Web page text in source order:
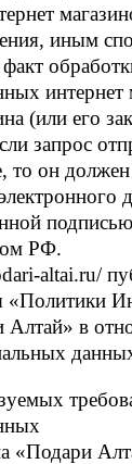
иным
интернет
(или его
запрос
то он
РФ.
altai.ru/
«Политики
Алтай» в
«Подари